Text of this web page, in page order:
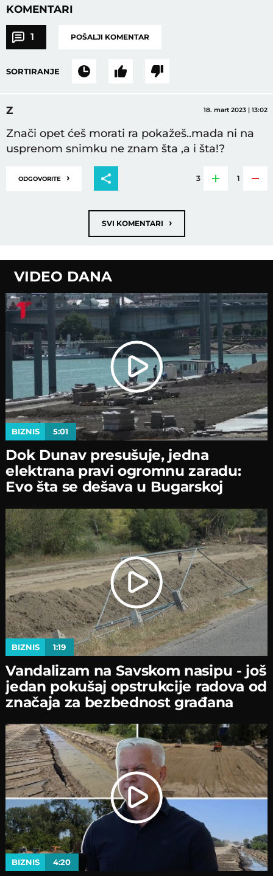
KOMENTARI
1 POŠALJI KOMENTAR
SORTIRANJE
Z 18. mart 2023 | 13:02
Znači opet ćeš morati ra pokažeš..mada ni na
usprenom snimku ne znam šta ,a i šta!?
ODGOVORITE › 3 1
SVI KOMENTARI ›
VIDEO DANA
BIZNIS 5:01
Dok Dunav presušuje, jedna
elektrana pravi ogromnu zaradu:
Evo šta se dešava u Bugarskoj
BIZNIS 1:19
Vandalizam na Savskom nasipu - јoš
јedan pokušaј opstrukciјe radova od
značaјa za bezbednost građana
BIZNIS 4:20